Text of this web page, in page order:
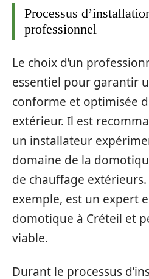
Processus
professionnel
Le choix d’un
essentiel pour garantir
conforme et optimisée
extérieur. Il est
un installateur
domaine de la
de chauffage extérieurs.
exemple, est un expert
domotique à Créteil et
viable.
Durant le processus